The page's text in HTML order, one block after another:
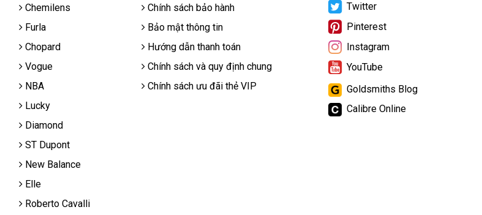
Chemilens
Furla
Chopard
Vogue
NBA
Lucky
Diamond
ST Dupont
New Balance
Elle
Roberto Cavalli
Chính sách bảo hành
Bảo mật thông tin
Hướng dẫn thanh toán
Chính sách và quy định chung
Chính sách ưu đãi thẻ VIP
Twitter
Pinterest
Instagram
YouTube
Goldsmiths Blog
Calibre Online